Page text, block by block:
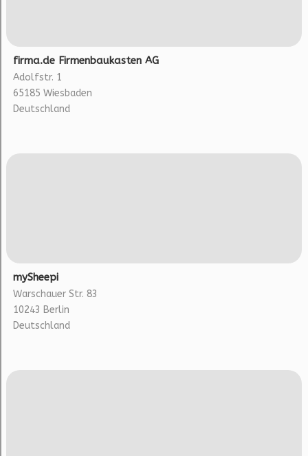
firma.de Firmenbaukasten AG
Adolfstr. 1
65185 Wiesbaden
Deutschland
mySheepi
Warschauer Str. 83
10243 Berlin
Deutschland